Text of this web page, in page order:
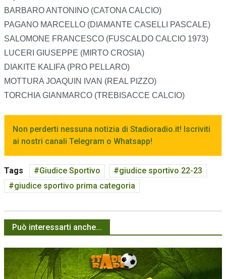
BARBARO ANTONINO (CATONA CALCIO)
PAGANO MARCELLO (DIAMANTE CASELLI PASCALE)
SALOMONE FRANCESCO (FUSCALDO CALCIO 1973)
LUCERI GIUSEPPE (MIRTO CROSIA)
DIAKITE KALIFA (PRO PELLARO)
MOTTURA JOAQUIN IVAN (REAL PIZZO)
TORCHIA GIANMARCO (TREBISACCE CALCIO)
Non perderti nessuna notizia di Stadioradio.it! Iscriviti
ai nostri canali Telegram o Whatsapp!
Tags Giudice Sportivo
giudice sportivo 22-23
giudice sportivo prima categoria
Può interessarti anche...